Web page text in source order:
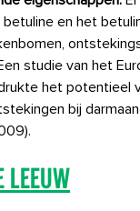
en het
studie van het
het potentieel
bij
leeuw